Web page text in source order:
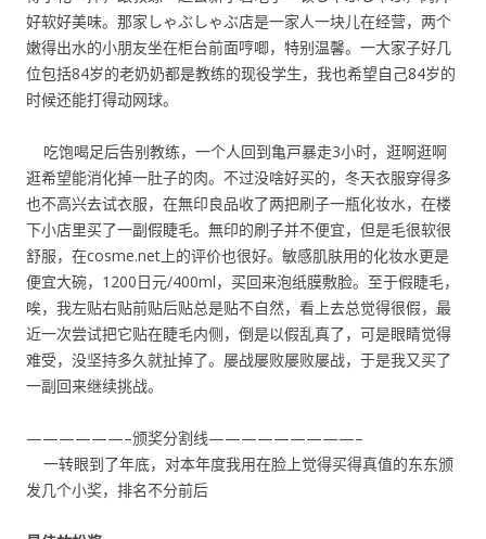
好软好美味。那家しゃぶしゃぶ店是一家人一块儿在经营，两个
嫩得出水的小朋友坐在柜台前面哼唧，特别温馨。一大家子好几
位包括84岁的老奶奶都是教练的现役学生，我也希望自己84岁的
时候还能打得动网球。
吃饱喝足后告别教练，一个人回到亀戸暴走3小时，逛啊逛啊
逛希望能消化掉一肚子的肉。不过没啥好买的，冬天衣服穿得多
也不高兴去试衣服，在無印良品收了两把刷子一瓶化妆水，在楼
下小店里买了一副假睫毛。無印的刷子并不便宜，但是毛很软很
舒服，在cosme.net上的评价也很好。敏感肌肤用的化妆水更是
便宜大碗，1200日元/400ml，买回来泡纸膜敷脸。至于假睫毛，
唉，我左贴右贴前贴后贴总是贴不自然，看上去总觉得很假，最
近一次尝试把它贴在睫毛内侧，倒是以假乱真了，可是眼睛觉得
难受，没坚持多久就扯掉了。屡战屡败屡败屡战，于是我又买了
一副回来继续挑战。
——————–颁奖分割线—————————–
一转眼到了年底，对本年度我用在脸上觉得买得真值的东东颁
发几个小奖，排名不分前后